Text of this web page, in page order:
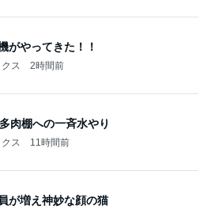
がやってきた！！
ス 2時間前
肉棚への一斉水やり
ス 11時間前
が増え神妙な顔の猫